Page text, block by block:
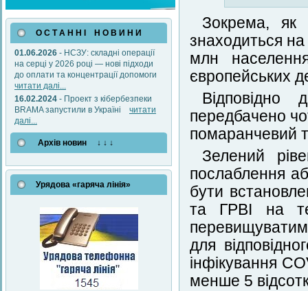
О С Т А Н Н І Н О В И Н И
01.06.2026 - НСЗУ: складні операції
на серці у 2026 році — нові підходи
до оплати та концентрації допомоги
читати далі...
16.02.2024 - Проект з кібербезпеки
BRAMA запустили в Україні читати
далі...
Архів новин ↓ ↓ ↓
Урядова «гаряча лінія»
Зокрема, як
знаходиться
млн
європейських
передбачено
помаранчевий
Зелений
послаблення
бути
та ГРВІ на
для
інфікування
менше 5